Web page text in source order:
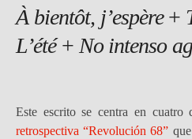
À bientôt, j’espère+
L’été+ No intenso
Este escrito se centra en
retrospectiva “Revolución 68”